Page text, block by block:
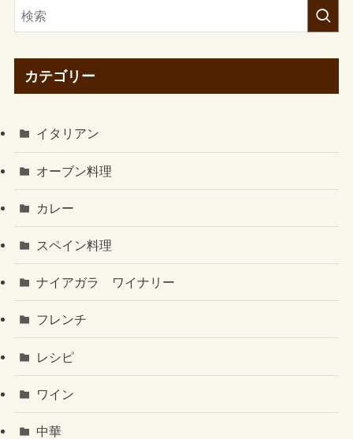
カテゴリー
イタリアン
オーブン料理
カレー
スペイン料理
ナイアガラ ワイナリー
フレンチ
レシピ
ワイン
中華